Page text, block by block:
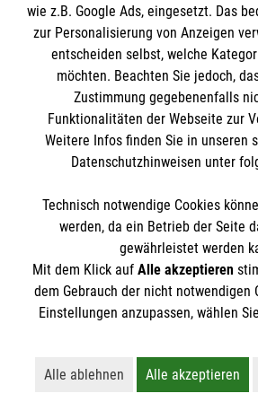
Datenschutz
Kontakt
Barrierefreiheit
Die Malteser
Malteser in Deutschland
Malteserorden
Sharepoint
Spendenkonto
IBAN: DE39 3706 0120 1201
BIC: GENODED1PA7
So finden Sie uns
Diözesangeschäftsstelle
Voxtruper Straße 83
Telefon:
Der Malteser Hilfsdienst e.V. ist als
Gewerbesteuer befreit.
wie z.B. Google Ads, eingesetzt. Das
zur Personalisierung von Anzeigen
entscheiden selbst, welche
möchten. Beachten Sie jedoch,
Zustimmung gegebenenfalls
Funktionalitäten der Webseite zur
Weitere Infos finden Sie in unseren
Datenschutzhinweisen unter
Technisch notwendige Cookies
werden, da ein Betrieb der Seite
gewährleistet werden
Mit dem Klick auf Alle akzeptieren
dem Gebrauch der nicht notwendigen
Einstellungen anzupassen, wählen Sie
Alle ablehnen
Lehnt alle nicht-essentiellen
Alle akzeptieren
Akzeptiert